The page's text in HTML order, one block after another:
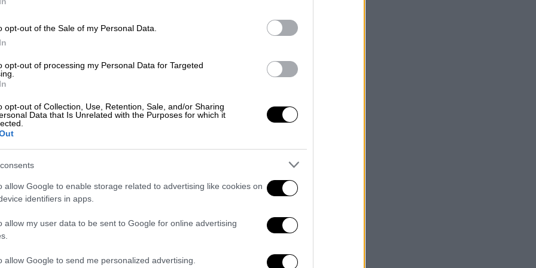
opt-out of the Sale of my Personal Data.
opt-out of processing my Personal Data for Targeted
opt-out of Collection, Use, Retention, Sale, and/or Sharing
Data that Is Unrelated with the Purposes for which it
allow Google to enable storage related to advertising like cookies on
identifiers in apps.
allow my user data to be sent to Google for online advertising
allow Google to send me personalized advertising.
βράδια! «Ταξίδι στο παρελθόν,
Μετά τις εμφανίσεις στο περσινό
Coachella, οι No Doubt
εμφανίσεων στο Sphere του Λας
Βέγκας, το 2026
Lifestyle| 02.09.2025 11:30